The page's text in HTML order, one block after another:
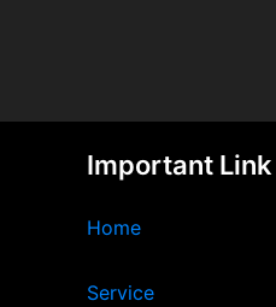
Important Link
Home
Service